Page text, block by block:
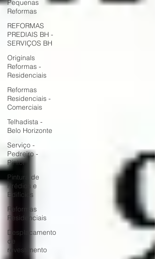
Pequenas
Reformas
REFORMAS
PREDIAIS BH -
SERVIÇOS BH
Originals
Reformas -
Residenciais
Reformas
Residenciais -
Comerciais
Telhadista -
Belo Horizonte
Serviço -
Pedreiro -
Pintor
Pintura de
Prédios e
Edifícios
Reformas
Residenciais
Desplacamento
de
revestimento